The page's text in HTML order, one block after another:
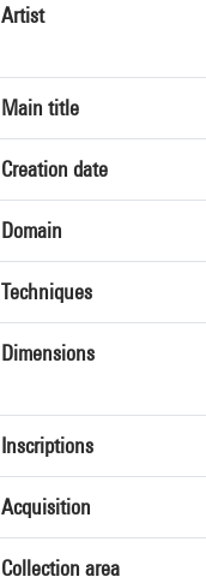
Artist
Main title
Creation date
Domain
Techniques
Dimensions
Inscriptions
Acquisition
Collection area